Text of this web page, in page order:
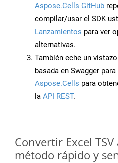
Aspose.Cells GitHub
compilar/usar el SDK
Lanzamientos para ver
alternativas.
También eche un
basada en Swagger para
Aspose.Cells para
la API REST.
Convertir Excel
método rápido y